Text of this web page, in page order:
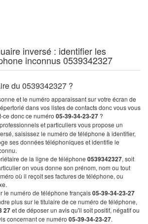
inversé : identifier les
inconnus 0539342327
du 0539342327 ?
et le numéro apparaissant sur votre écran de
dans vos listes de contacts donc vous vous
ce donc ce numéro 05-39-34-23-27 ?
et particuliers vous propose un
saisissez le numéro de téléphone à identifier,
ses données téléphoniques et identifie le
de la ligne de téléphone 0539342327, soit
on vous donne son prénom, nom ou tout
où il reçoit ses factures de téléphone, ou
le numéro de téléphone français05-39-34-23-27
plus sur le titulaire de ce numéro de téléphone,
27et de déposer un avis qu'il soit positif, négatif ou
concernant ce numéro 05-39-34-23-27.